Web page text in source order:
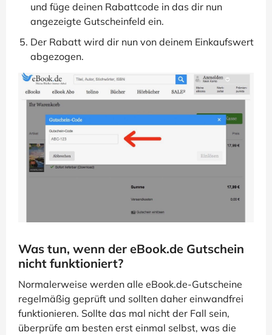
und füge deinen Rabattcode in das dir nun
angezeigte Gutscheinfeld ein.
Der Rabatt wird dir nun von deinem Einkaufswert
abgezogen.
Was tun, wenn der eBook.de Gutschein
nicht funktioniert?
Normalerweise werden alle eBook.de-Gutscheine
regelmäßig geprüft und sollten daher einwandfrei
funktionieren. Sollte das mal nicht der Fall sein,
überprüfe am besten erst einmal selbst, was die